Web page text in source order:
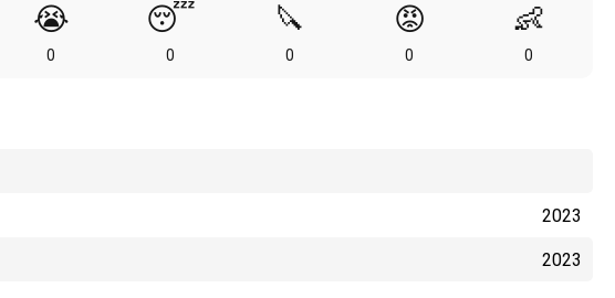
😭
0
😴
0
🔪
0
😡
0
👶
0
2023
2023